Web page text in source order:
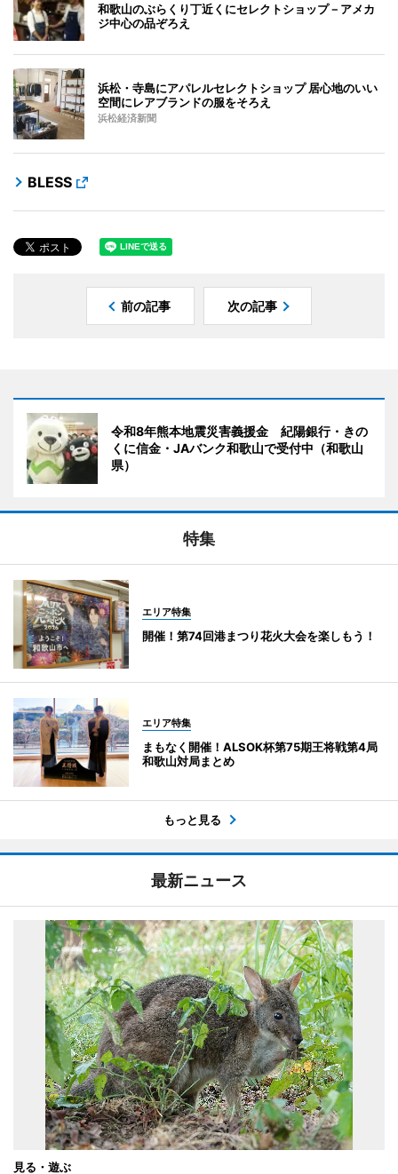
和歌山のぶらくり丁近くにセレクトショップ－アメカ
ジ中心の品ぞろえ
浜松・寺島にアパレルセレクトショップ 居心地のいい
空間にレアブランドの服をそろえ
浜松経済新聞
BLESS
前の記事 次の記事
令和8年熊本地震災害義援金 紀陽銀行・きの
くに信金・JAバンク和歌山で受付中（和歌山
県）
特集
エリア特集
開催！第74回港まつり花火大会を楽しもう！
エリア特集
まもなく開催！ALSOK杯第75期王将戦第4局
和歌山対局まとめ
もっと見る
最新ニュース
見る・遊ぶ